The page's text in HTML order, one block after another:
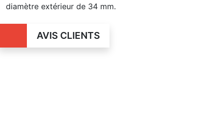
diamètre extérieur de 34 mm.
AVIS CLIENTS